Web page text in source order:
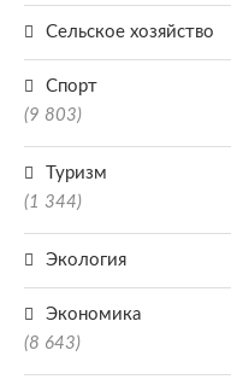
Сельское хозяйство
Спорт
(9 803)
Туризм
(1 344)
Экология
Экономика
(8 643)